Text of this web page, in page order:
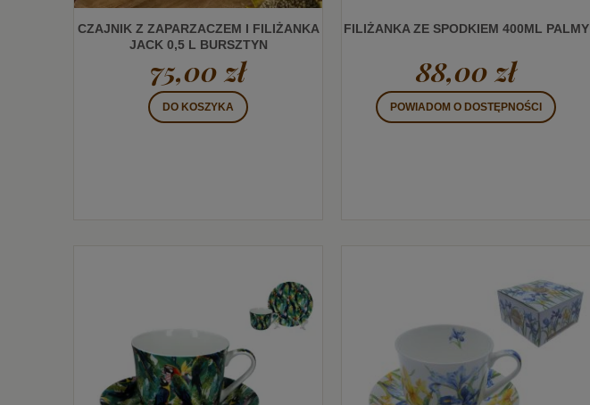
CZAJNIK Z ZAPARZACZEM I FILIŻANKA
JACK 0,5 L BURSZTYN
75,00 zł
DO KOSZYKA
FILIŻANKA ZE SPODKIEM 400ML PALMY
88,00 zł
POWIADOM O DOSTĘPNOŚCI